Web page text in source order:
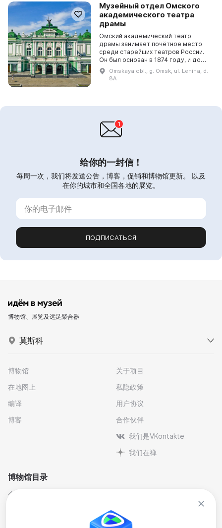
Музейный отдел Омского
академического театра
драмы
Омский академический театр
драмы занимает почётное место
среди старейших театров России.
Он был основан в 1874 году, и до
сих пор привлекает зрителей,
которые хотят узнать больше о
Omskaya obl., g. Omsk, ul. Lenina, d.
8A
给你的一封信！
每周一次，我们将发送公告，博客，促销和博物馆更新。 以及
在你的城市和全国各地的展览。
ПОДПИСАТЬСЯ
博物馆、展览及远足聚合器
莫斯科
博物馆
在地图上
编译
博客
关于项目
私隐政策
用户协议
合作伙伴
我们是VKontakte
我们在禅
博物馆目录
个人与纪念博物馆
自然科学博物馆